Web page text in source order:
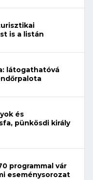
is a listán
látogathatóvá
és
pünkösdi király
programmal vár
eseménysorozat